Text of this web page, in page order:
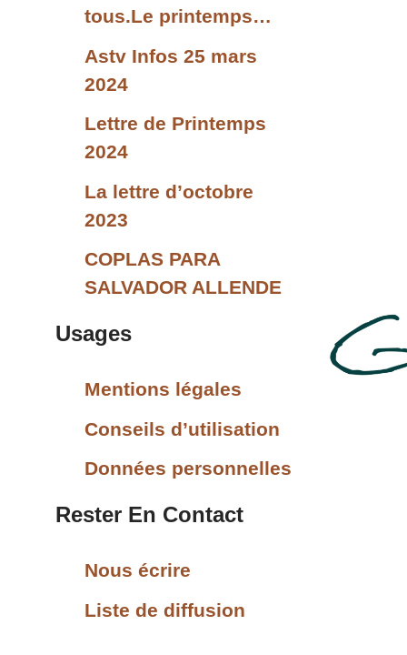
tous.Le printemps…
Astv Infos 25 mars
2024
Lettre de Printemps
2024
La lettre d’octobre
2023
COPLAS PARA
SALVADOR ALLENDE
Usages
Mentions légales
Conseils d’utilisation
Données personnelles
Rester En Contact
Nous écrire
Liste de diffusion